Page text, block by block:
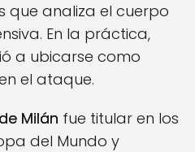
que analiza el cuerpo
En la práctica,
a ubicarse como
el ataque.
Milán fue titular en los
del Mundo y